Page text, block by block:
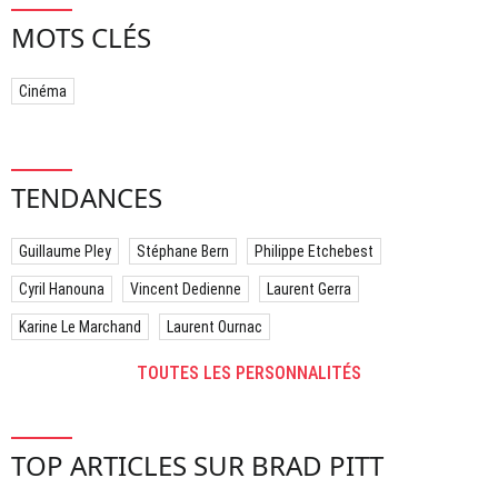
MOTS CLÉS
Cinéma
TENDANCES
Guillaume Pley Stéphane Bern Philippe Etchebest
Cyril Hanouna Vincent Dedienne Laurent Gerra
Karine Le Marchand Laurent Ournac
TOUTES LES PERSONNALITÉS
TOP ARTICLES SUR BRAD PITT